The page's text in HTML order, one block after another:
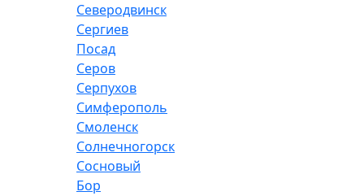
Северодвинск
Сергиев
Посад
Серов
Серпухов
Симферополь
Смоленск
Солнечногорск
Сосновый
Бор